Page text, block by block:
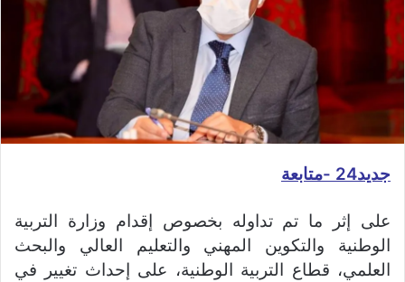
جديد24 -متابعة
على إثر ما تم تداوله بخصوص إقدام وزارة التربية
الوطنية والتكوين المهني والتعليم العالي والبحث
العلمي، قطاع التربية الوطنية، على إحداث تغيير في